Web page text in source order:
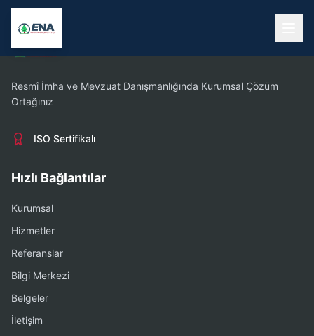
Resmî İmha ve Mevzuat Danışmanlığında Kurumsal Çözüm
Ortağınız
ISO Sertifikalı
Hızlı Bağlantılar
Kurumsal
Hizmetler
Referanslar
Bilgi Merkezi
Belgeler
İletişim